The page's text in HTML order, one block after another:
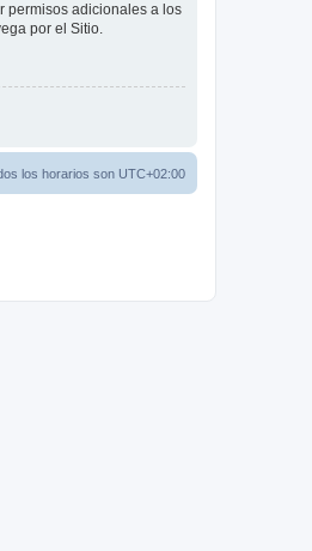
permisos adicionales a los
por el Sitio.
los horarios son UTC+02:00